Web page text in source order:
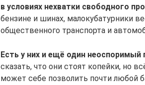
в условиях нехватки свободного
бензине и шинах, малокубатурники
общественного транспорта и
Есть у них и ещё один
сказать, что они стоят копейки, но
может себе позволить почти любой